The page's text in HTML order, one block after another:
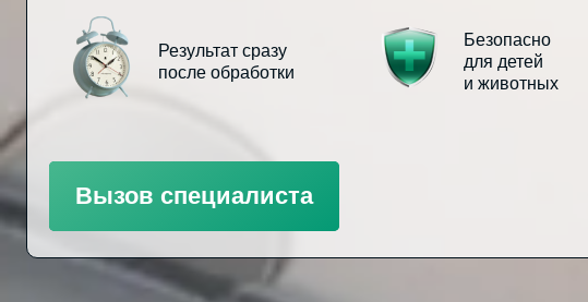
Результат сразу
после обработки
Безопасно
для детей
и животных
Вызов специалиста